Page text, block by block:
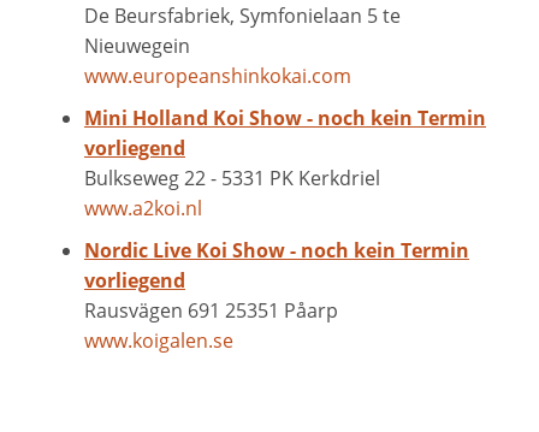
De Beursfabriek, Symfonielaan 5 te
Nieuwegein
www.europeanshinkokai.com
Mini Holland Koi Show - noch kein Termin
vorliegend
Bulkseweg 22 - 5331 PK Kerkdriel
www.a2koi.nl
Nordic Live Koi Show - noch kein Termin
vorliegend
Rausvägen 691 25351 Påarp
www.koigalen.se